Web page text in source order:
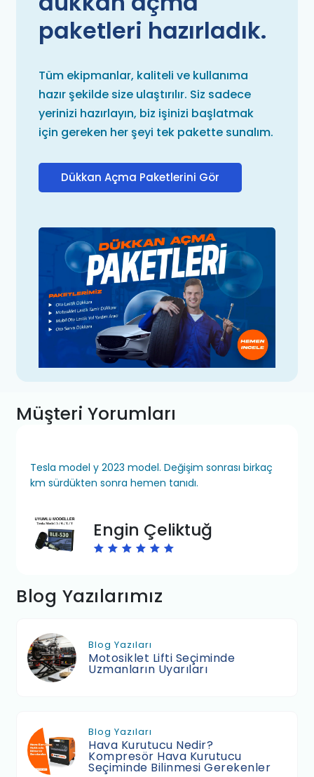
paketleri hazırladık.
Tüm ekipmanlar, kaliteli ve kullanıma
hazır şekilde size ulaştırılır. Siz sadece
yerinizi hazırlayın, biz işinizi başlatmak
için gereken her şeyi tek pakette sunalım.
Dükkan Açma Paketlerini Gör
Müşteri Yorumları
Tesla model y 2023 model. Değişim sonrası birkaç
km sürdükten sonra hemen tanıdı.
Engin Çeliktuğ
Blog Yazılarımız
Blog Yazıları
Motosiklet Lifti Seçiminde
Uzmanların Uyarıları
Blog Yazıları
Hava Kurutucu Nedir?
Kompresör Hava Kurutucu
Seçiminde Bilinmesi Gerekenler